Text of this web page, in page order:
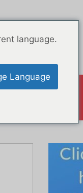
language.
Language